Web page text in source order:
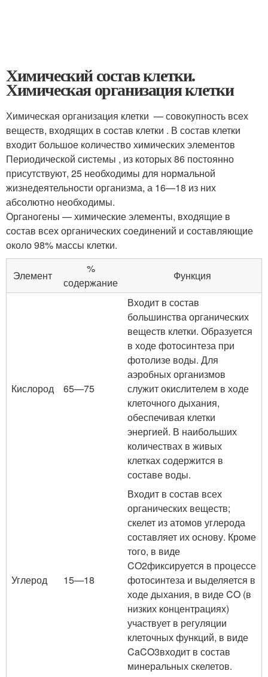
Химический состав клетки.
Химическая организация клетки
Химическая организация клетки — совокупность всех
веществ, входящих в состав клетки . В состав клетки
входит большое количество химических элементов
Периодической системы , из которых 86 постоянно
присутствуют, 25 необходимы для нормальной
жизнедеятельности организма, а 16—18 из них
абсолютно необходимы.
Органогены — химические элементы, входящие в
состав всех органических соединений и составляющие
около 98% массы клетки.
Элемент
%
содержание
Функция
Кислород 65—75
Входит в состав
большинства органических
веществ клетки. Образуется
в ходе фотосинтеза при
фотолизе воды. Для
аэробных организмов
служит окислителем в ходе
клеточного дыхания,
обеспечивая клетки
энергией. В наибольших
количествах в живых
клетках содержится в
составе воды.
Углерод 15—18
Входит в состав всех
органических веществ;
скелет из атомов углерода
составляет их основу. Кроме
того, в виде
CO2фиксируется в процессе
фотосинтеза и выделяется в
ходе дыхания, в виде CO (в
низких концентрациях)
участвует в регуляции
клеточных функций, в виде
CaCO3входит в состав
минеральных скелетов.